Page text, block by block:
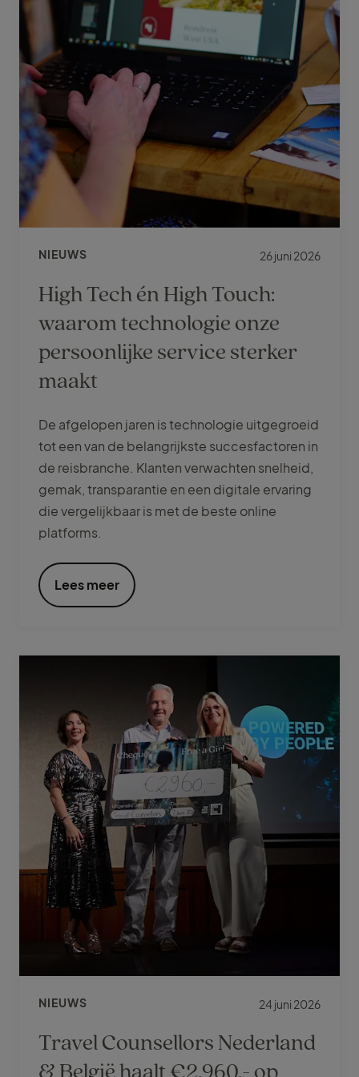
High Tech én High Touch:
waarom technologie onze
persoonlijke service sterker
maakt
NIEUWS 26 juni 2026
De afgelopen jaren is technologie uitgegroeid
tot een van de belangrijkste succesfactoren in
de reisbranche. Klanten verwachten snelheid,
gemak, transparantie en een digitale ervaring
die vergelijkbaar is met de beste online
platforms.
Lees meer
Travel Counsellors Nederland
& België haalt €2.960,- op
NIEUWS 24 juni 2026